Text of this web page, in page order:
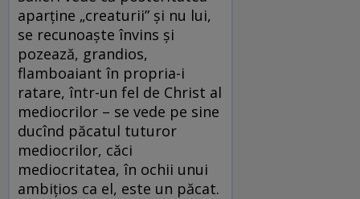
aparține „creaturii” și nu lui,
se recunoaște învins și
pozează, grandios,
flamboaiant în propria-i
ratare, într-un fel de Christ al
mediocrilor – se vede pe sine
ducînd păcatul tuturor
mediocrilor, căci
mediocritatea, în ochii unui
ambițios ca el, este un păcat.